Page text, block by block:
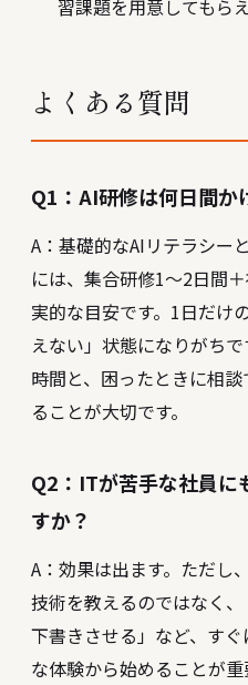
習課題を用意してもら
よくある質問
Q1：AI研修は何日間か
A：基礎的なAIリテラシー
には、集合研修1〜2日間
実的な目安です。1日だけ
えない」状態になりがち
時間と、困ったときに相
ることが大切です。
Q2：ITが苦手な社員に
すか？
A：効果は出ます。ただし
技術を教えるのではなく
下書きさせる」など、す
な体験から始めることが